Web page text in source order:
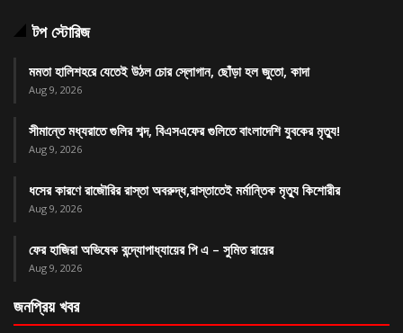
টপ স্টোরিজ
মমতা হালিশহরে যেতেই উঠল চোর স্লোগান, ছোঁড়া হল জুতো, কাদা
Aug 9, 2026
সীমান্তে মধ্যরাতে গুলির শব্দ, বিএসএফের গুলিতে বাংলাদেশি যুবকের মৃত্যু!
Aug 9, 2026
ধসের কারণে রাজৌরির রাস্তা অবরুদ্ধ,রাস্তাতেই মর্মান্তিক মৃত্যু কিশোরীর
Aug 9, 2026
ফের হাজিরা অভিষেক বন্দ্যোপাধ্যায়ের পি এ – সুমিত রায়ের
Aug 9, 2026
জনপ্রিয় খবর